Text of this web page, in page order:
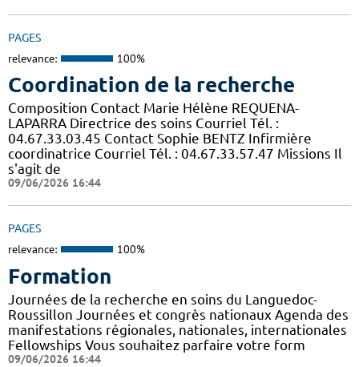
PAGES
relevance: 100%
Coordination de la recherche
Composition Contact Marie Hélène REQUENA-
LAPARRA Directrice des soins Courriel Tél. :
04.67.33.03.45 Contact Sophie BENTZ Infirmière
coordinatrice Courriel Tél. : 04.67.33.57.47 Missions Il
s'agit de
09/06/2026 16:44
PAGES
relevance: 100%
Formation
Journées de la recherche en soins du Languedoc-
Roussillon Journées et congrès nationaux Agenda des
manifestations régionales, nationales, internationales
Fellowships Vous souhaitez parfaire votre form
09/06/2026 16:44